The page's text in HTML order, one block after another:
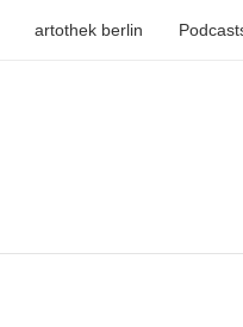
artothek berlin